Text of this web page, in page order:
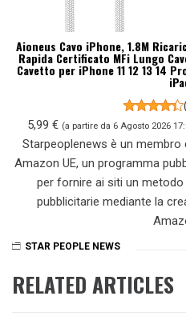
Aioneus Cavo iPhone, 1.8M
Rapida Certificato MFi Lungo
Cavetto per iPhone 11 12 13 14
5,99 € (a partire da 6 Agosto 2026
Starpeoplenews è un
Amazon UE, un programma
per fornire ai siti un
pubblicitarie mediante la
STAR PEOPLE NEWS
RELATED ARTICLES